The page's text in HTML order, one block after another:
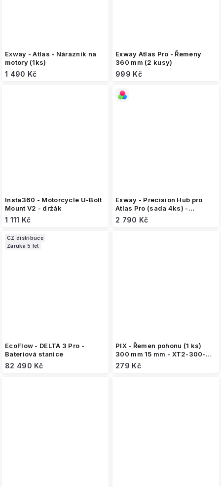
Exway - Atlas - Nárazník na
motory (1ks)
1 490 Kč
Exway Atlas Pro - Řemeny
360 mm (2 kusy)
999 Kč
Insta360 - Motorcycle U-Bolt
Mount V2 - držák
1 111 Kč
Exway - Precision Hub pro
Atlas Pro (sada 4ks) -
Stříbrný
2 790 Kč
CZ distribuce
Záruka 5 let
EcoFlow - DELTA 3 Pro -
Bateriová stanice
82 490 Kč
PIX - Řemen pohonu (1 ks)
300 mm 15 mm - XT2-300-
5M-15
279 Kč